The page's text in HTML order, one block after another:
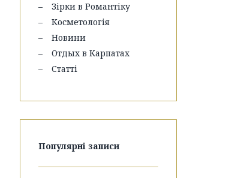
Зірки в Романтіку
Косметологія
Новини
Отдых в Карпатах
Статті
Популярні записи